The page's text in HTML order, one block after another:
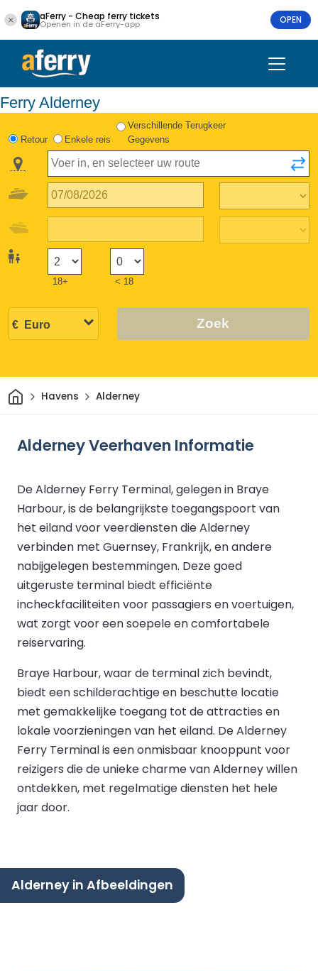
aFerry - Cheap ferry tickets
Openen in de aFerry-app OPEN
Ferry Alderney
Retour Enkele reis
Verschillende Terugkeer
Gegevens
18+ < 18
Zoek
ThuisHavens Alderney
Alderney Veerhaven Informatie
De Alderney Ferry Terminal, gelegen in Braye
Harbour, is de belangrijkste toegangspoort van
het eiland voor veerdiensten die Alderney
verbinden met Guernsey, Frankrijk, en andere
nabijgelegen bestemmingen. Deze goed
uitgeruste terminal biedt efficiënte
incheckfaciliteiten voor passagiers en voertuigen,
wat zorgt voor een soepele en comfortabele
reiservaring.
Braye Harbour, waar de terminal zich bevindt,
biedt een schilderachtige en beschutte locatie
met gemakkelijke toegang tot de attracties en
lokale voorzieningen van het eiland. De Alderney
Ferry Terminal is een onmisbaar knooppunt voor
reizigers die de unieke charme van Alderney willen
ontdekken, met regelmatige diensten het hele
jaar door.
Alderney in Afbeeldingen